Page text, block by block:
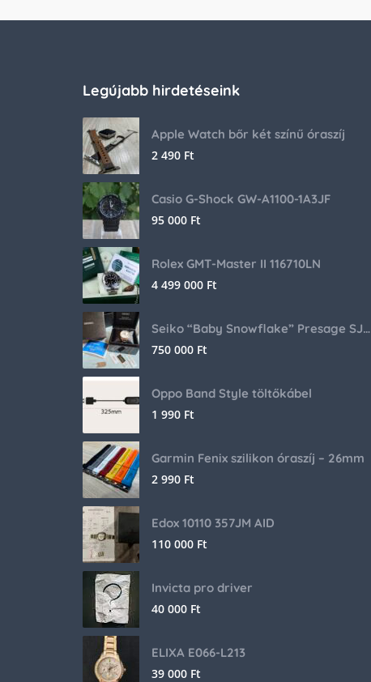
Legújabb hirdetéseink
Apple Watch bőr két színű óraszíj
2 490 Ft
Casio G-Shock GW-A1100-1A3JF
95 000 Ft
Rolex GMT-Master II 116710LN
4 499 000 Ft
Seiko “Baby Snowflake” Presage SJE073J1/SARA015 Limited Edition
750 000 Ft
Oppo Band Style töltőkábel
1 990 Ft
Garmin Fenix szilikon óraszíj – 26mm
2 990 Ft
Edox 10110 357JM AID
110 000 Ft
Invicta pro driver
40 000 Ft
ELIXA E066-L213
39 000 Ft